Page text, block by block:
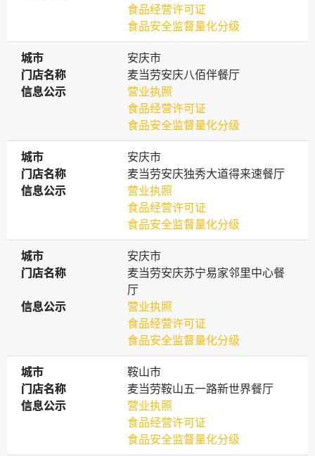
食品经营许可证
食品安全监督量化分级
城市
城市
安庆市
门店名称
门店名称
麦当劳安庆八佰伴餐厅
信息公示
信息公示
营业执照
食品经营许可证
食品安全监督量化分级
城市
城市
安庆市
门店名称
门店名称
麦当劳安庆独秀大道得来速餐厅
信息公示
信息公示
营业执照
食品经营许可证
食品安全监督量化分级
城市
城市
安庆市
门店名称
门店名称
麦当劳安庆苏宁易家邻里中心餐
厅
信息公示
信息公示
营业执照
食品经营许可证
食品安全监督量化分级
城市
城市
鞍山市
门店名称
门店名称
麦当劳鞍山五一路新世界餐厅
信息公示
信息公示
营业执照
食品经营许可证
食品安全监督量化分级